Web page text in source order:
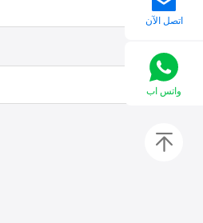
اتصل الآن
واتس اب